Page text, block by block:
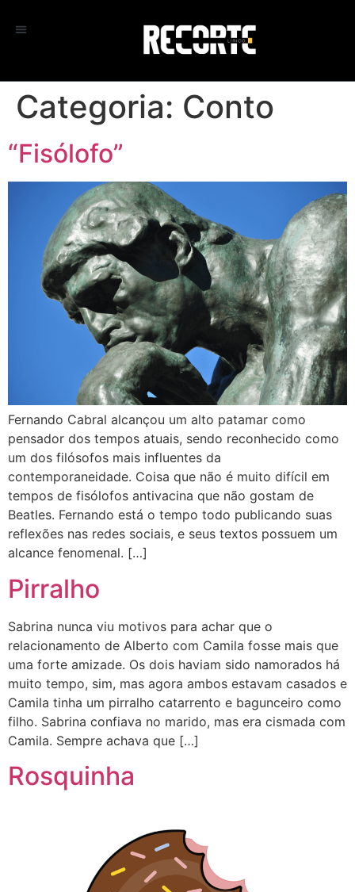
Categoria: Conto
“Fisólofo”
Fernando Cabral alcançou um alto patamar como
pensador dos tempos atuais, sendo reconhecido como
um dos filósofos mais influentes da
contemporaneidade. Coisa que não é muito difícil em
tempos de fisólofos antivacina que não gostam de
Beatles. Fernando está o tempo todo publicando suas
reflexões nas redes sociais, e seus textos possuem um
alcance fenomenal. […]
Pirralho
Sabrina nunca viu motivos para achar que o
relacionamento de Alberto com Camila fosse mais que
uma forte amizade. Os dois haviam sido namorados há
muito tempo, sim, mas agora ambos estavam casados e
Camila tinha um pirralho catarrento e bagunceiro como
filho. Sabrina confiava no marido, mas era cismada com
Camila. Sempre achava que […]
Rosquinha